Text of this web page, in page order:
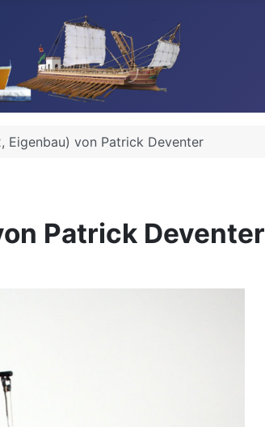
Eigenbau) von Patrick Deventer
Patrick Deventer